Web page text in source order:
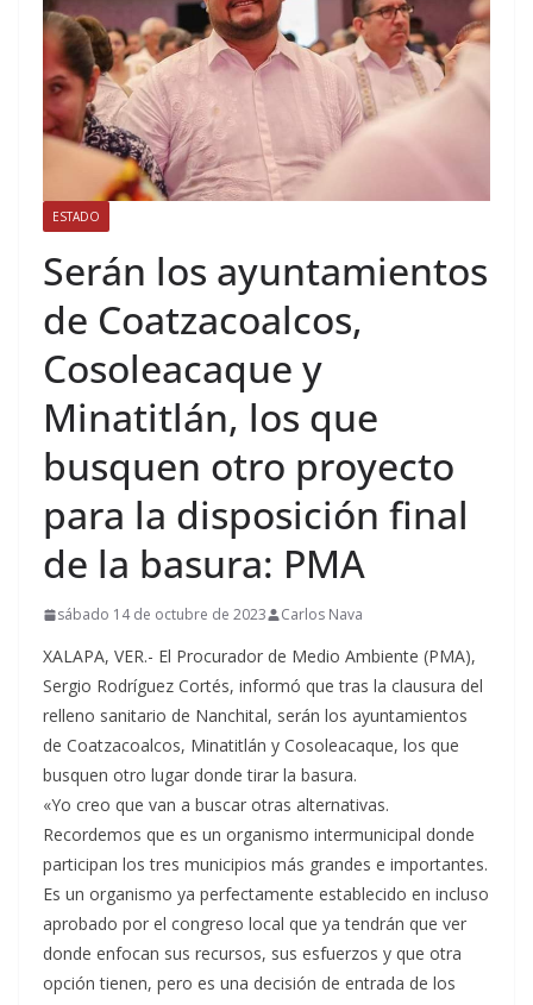
ESTADO
Serán los ayuntamientos
de Coatzacoalcos,
Cosoleacaque y
Minatitlán, los que
busquen otro proyecto
para la disposición final
de la basura: PMA
sábado 14 de octubre de 2023 Carlos Nava
XALAPA, VER.- El Procurador de Medio Ambiente (PMA),
Sergio Rodríguez Cortés, informó que tras la clausura del
relleno sanitario de Nanchital, serán los ayuntamientos
de Coatzacoalcos, Minatitlán y Cosoleacaque, los que
busquen otro lugar donde tirar la basura.
«Yo creo que van a buscar otras alternativas.
Recordemos que es un organismo intermunicipal donde
participan los tres municipios más grandes e importantes.
Es un organismo ya perfectamente establecido en incluso
aprobado por el congreso local que ya tendrán que ver
donde enfocan sus recursos, sus esfuerzos y que otra
opción tienen, pero es una decisión de entrada de los